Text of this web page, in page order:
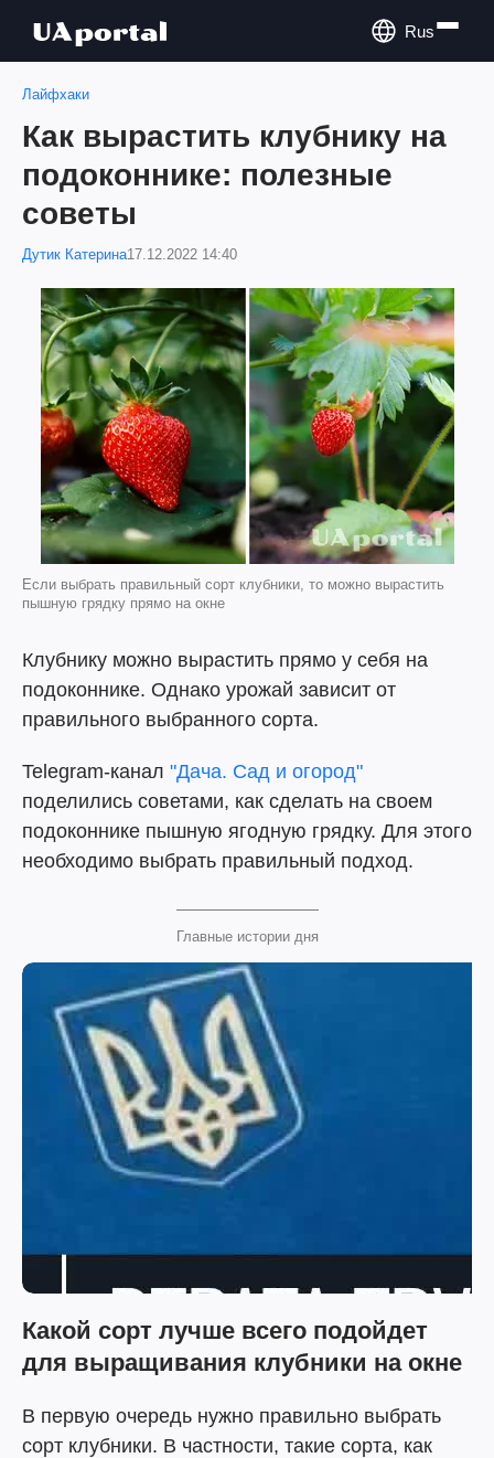
Rus
Лайфхаки
Как вырастить клубнику на
подоконнике: полезные
советы
Дутик Катерина17.12.2022 14:40
Если выбрать правильный сорт клубники, то можно вырастить
пышную грядку прямо на окне
Клубнику можно вырастить прямо у себя на
подоконнике. Однако урожай зависит от
правильного выбранного сорта.
Telegram-канал "Дача. Сад и огород"
поделились советами, как сделать на своем
подоконнике пышную ягодную грядку. Для этого
необходимо выбрать правильный подход.
Главные истории дня
Какой сорт лучше всего подойдет
для выращивания клубники на окне
В первую очередь нужно правильно выбрать
сорт клубники. В частности, такие сорта, как